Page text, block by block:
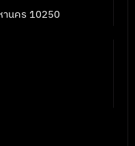
านคร 10250